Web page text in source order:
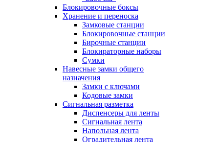
Блокировочные боксы
Хранение и переноска
Замковые станции
Блокировочные станции
Бирочные станции
Блокираторные наборы
Сумки
Навесные замки общего
назначения
Замки с ключами
Кодовые замки
Сигнальная разметка
Диспенсеры для ленты
Сигнальная лента
Напольная лента
Оградительная лента